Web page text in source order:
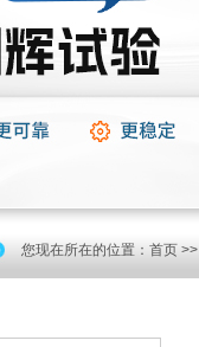
您现在所在的位置： 首页